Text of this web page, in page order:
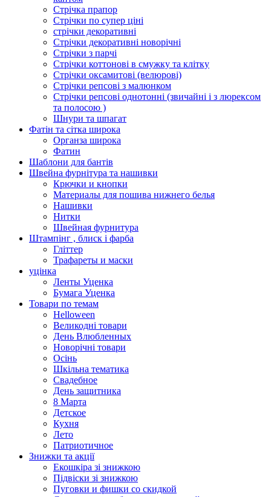
Стрічка прапор
Стрічки по супер ціні
стрічки декоративні
Стрічки декоративні новорічні
Стрічки з парчі
Стрічки коттонові в смужку та клітку
Стрічки оксамитові (велюрові)
Стрічки репсові з малюнком
Стрічки репсові однотонні (звичайні і з люрексом
та полосою )
Шнури та шпагат
Фатін та сітка широка
Органза широка
Фатин
Шаблони для бантів
Швейна фурнітура та нашивки
Крючки и кнопки
Материалы для пошива нижнего белья
Нашивки
Нитки
Швейная фурнитура
Штампінг , блиск і фарба
Гліттер
Трафареты и маски
уцінка
Ленты Уценка
Бумага Уценка
Товари по темам
Helloween
Великодні товари
День Влюбленных
Новорічні товари
Осінь
Шкільна тематика
Свадебное
День защитника
8 Марта
Детское
Кухня
Лето
Патриотичное
Знижки та акції
Екошкіра зі знижкою
Підвіски зі знижкою
Пуговки и фишки со скидкой